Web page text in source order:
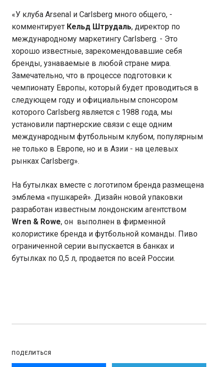
«У клуба Arsenal и Carlsberg много общего, -
комментирует Кельд Штрудаль, директор по
международному маркетингу Carlsberg. - Это
хорошо известные, зарекомендовавшие себя
бренды, узнаваемые в любой стране мира.
Замечательно, что в процессе подготовки к
чемпионату Европы, который будет проводиться в
следующем году и официальным спонсором
которого Carlsberg является с 1988 года, мы
установили партнерские связи с еще одним
международным футбольным клубом, популярным
не только в Европе, но и в Азии - на целевых
рынках Carlsberg».
На бутылках вместе с логотипом бренда размещена
эмблема «пушкарей». Дизайн новой упаковки
разработан известным лондонским агентством
Wren & Rowe, он выполнен в фирменной
колористике бренда и футбольной команды. Пиво
ограниченной серии выпускается в банках и
бутылках по 0,5 л, продается по всей России.
ПОДЕЛИТЬСЯ